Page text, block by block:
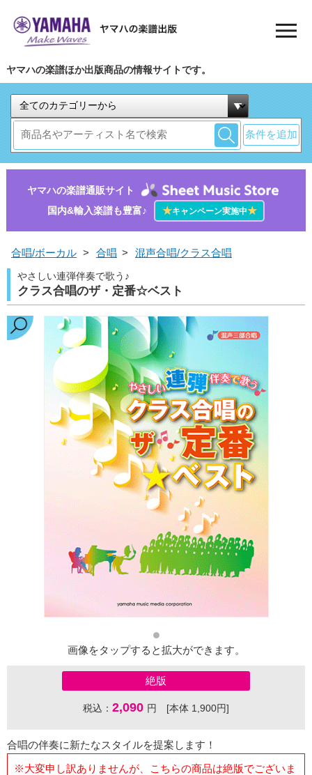
ヤマハの楽譜ほか出版商品の情報サイトです。
条件を追加
ヤマハの楽譜通販サイト
国内&輸入楽譜も豊富♪
★キャンペーン実施中★
合唱/ボーカル > 合唱 > 混声合唱/クラス合唱
やさしい連弾伴奏で歌う♪
クラス合唱のザ・定番☆ベスト
画像をタップすると拡大ができます。
絶版
税込： 2,090 円 [本体 1,900円]
合唱の伴奏に新たなスタイルを提案します！
※大変申し訳ありませんが、こちらの商品は絶版でございま